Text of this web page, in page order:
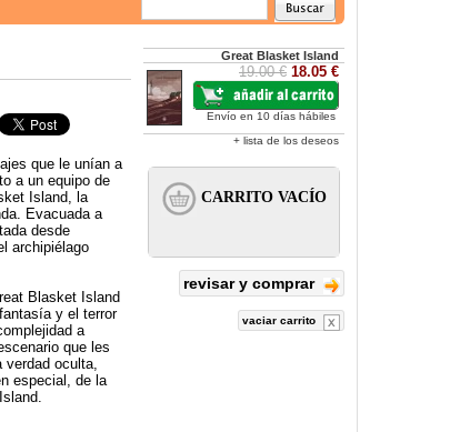
que le unían a
a un equipo de
Island, la
Evacuada a
desde
archipiélago
Blasket Island
y el terror
a
que les
verdad oculta,
especial, de la
Great Blasket Island
19.00 € 18.05 €
Envío en 10 días hábiles
+ lista de los deseos
revisar y comprar
vaciar carrito